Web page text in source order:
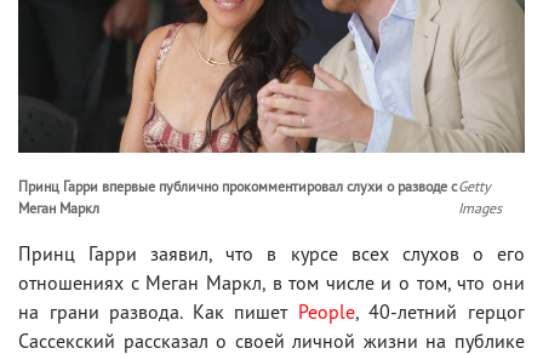
Принц Гарри впервые публично прокомментировал слухи о разводе с
Меган Маркл
Getty
Images
Принц Гарри заявил, что в курсе всех слухов о его
отношениях с Меган Маркл, в том числе и о том, что они
на грани развода. Как пишет People, 40-летний герцог
Сассекский рассказал о своей личной жизни на публике